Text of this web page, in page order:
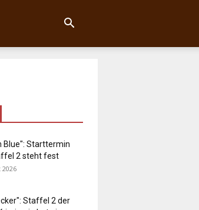
Blue": Starttermin
2 steht fest
2026
Staffel 2 der